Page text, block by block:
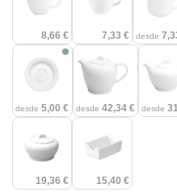
8,66 € 7,33 € desde
desde5,00 € desde 42,34 € desde
19,36 € 15,40 €